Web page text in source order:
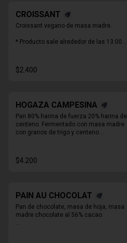
CROISSANT
Croissant vegano de masa madre.
* Producto sale alrededor de las 13:00 -
$2.400
HOGAZA CAMPESINA
Pan 80% harina de fuerza 20% harina de
centeno. Fermentado con masa madre
con granos de trigo y centeno
REBANAR.
$4.200
PAIN AU CHOCOLAT
Pan de chocolate, masa de hoja, masa
madre chocolate al 56% cacao.